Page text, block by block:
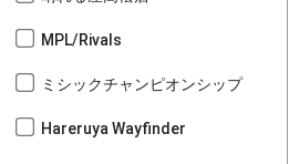
MPL/Rivals
ミシックチャンピオンシップ
Hareruya Wayfinder